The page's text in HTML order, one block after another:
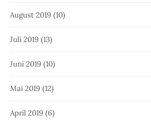
August 2019 (10)
Juli 2019 (13)
Juni 2019 (10)
Mai 2019 (12)
April 2019 (6)